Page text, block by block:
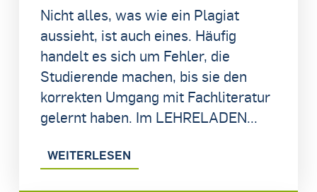
Nicht alles, was wie ein Plagiat
aussieht, ist auch eines. Häufig
handelt es sich um Fehler, die
Studierende machen, bis sie den
korrekten Umgang mit Fachliteratur
gelernt haben. Im LEHRELADEN...
WEITERLESEN